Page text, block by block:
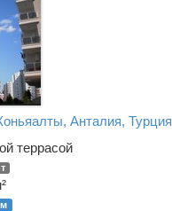
Анталия, Турция
террасой